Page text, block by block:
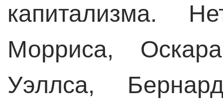
капитализма.
Морриса,
Уэллса,